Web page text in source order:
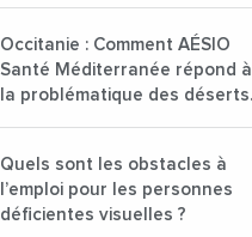
Occitanie : Comment AÉSIO
Santé Méditerranée répond à
la problématique des déserts
Quels sont les obstacles à
l’emploi pour les personnes
déficientes visuelles ?